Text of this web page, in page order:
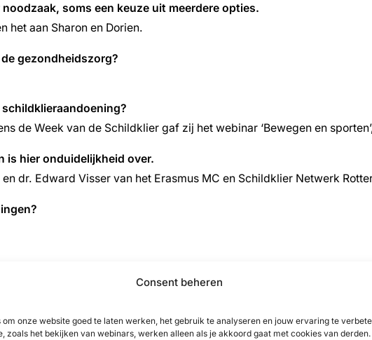
Consent beheren
onze website goed te laten werken, het gebruik te analyseren en jouw ervaring te
zoals het bekijken van webinars, werken alleen als je akkoord gaat met cookies van derden.
soms een keuze uit meerdere opties.
het aan Sharon en Dorien.
gezondheidszorg?
de Week van de Schildklier gaf zij het webinar ‘Bewegen en
is hier onduidelijkheid over.
dr. Edward Visser van het Erasmus MC en Schildklier Netwerk
Schild gratis
verschijnt in maart, juni, september en december. Als je donateur
€36,00 of €3,00 per maand (bij automatische incasso); u